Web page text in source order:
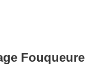
Fouqueure